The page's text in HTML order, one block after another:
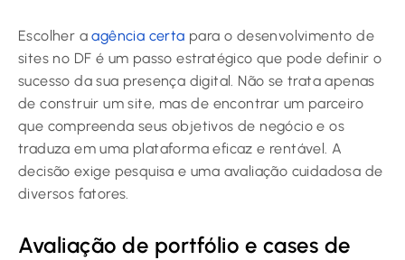
Escolher aagência certa para o desenvolvimento de
sites no DF é um passo estratégico que pode definir o
sucesso da sua presença digital. Não se trata apenas
de construir um site, mas de encontrar um parceiro
que compreenda seus objetivos de negócio e os
traduza em uma plataforma eficaz e rentável. A
decisão exige pesquisa e uma avaliação cuidadosa de
diversos fatores.
Avaliação de portfólio e cases de